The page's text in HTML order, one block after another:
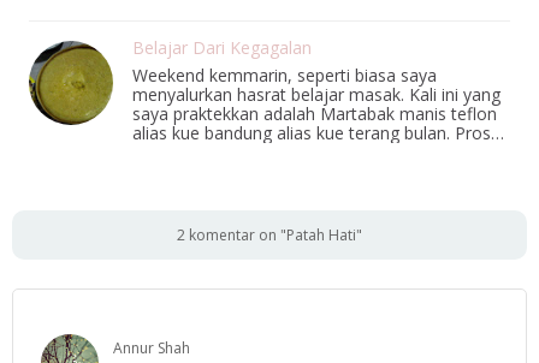
Belajar Dari Kegagalan
Weekend kemmarin, seperti biasa saya
menyalurkan hasrat belajar masak. Kali ini yang
saya praktekkan adalah Martabak manis teflon
alias kue bandung alias kue terang bulan. Pros…
2 komentar on "Patah Hati"
Annur Shah